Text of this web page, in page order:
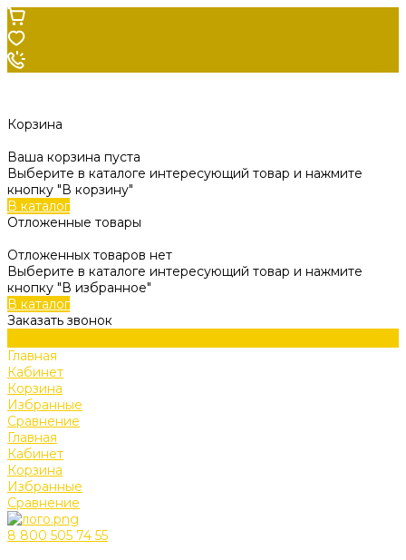
Корзина
Ваша корзина пуста
Выберите в каталоге интересующий товар и нажмите
кнопку "В корзину"
В каталог
Отложенные товары
Отложенных товаров нет
Выберите в каталоге интересующий товар и нажмите
кнопку "В избранное"
В каталог
Заказать звонок
Главная
Кабинет
Корзина
Избранные
Сравнение
Главная
Кабинет
Корзина
Избранные
Сравнение
8 800 505 74 55